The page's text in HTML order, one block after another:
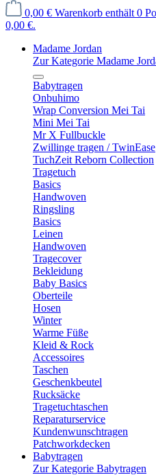
0,00 € Warenkorb enthält 0
0,00 €.
Madame Jordan
Zur Kategorie Madame
Babytragen
Onbuhimo
Wrap Conversion Mei Tai
Mini Mei Tai
Mr X Fullbuckle
Zwillinge tragen / TwinEase
TuchZeit Reborn Collection
Tragetuch
Basics
Handwoven
Ringsling
Basics
Leinen
Handwoven
Tragecover
Bekleidung
Baby Basics
Oberteile
Hosen
Winter
Warme Füße
Kleid & Rock
Accessoires
Taschen
Geschenkbeutel
Rucksäcke
Tragetuchtaschen
Reparaturservice
Kundenwunschtragen
Patchworkdecken
Babytragen
Zur Kategorie Babytragen